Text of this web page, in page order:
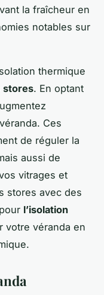
la fraîcheur en
notables sur
thermique
stores. En optant
Ces
de réguler la
aussi de
vitrages et
stores avec des
l’isolation
votre véranda en